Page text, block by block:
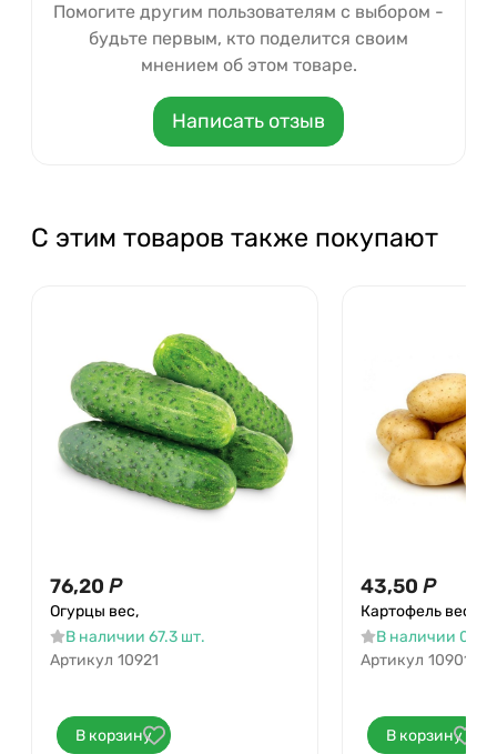
Помогите другим пользователям с выбором -
будьте первым, кто поделится своим
мнением об этом товаре.
Написать отзыв
С этим товаров также покупают
76,20 Р
Огурцы вес,
В наличии 67.3 шт.
Артикул 10921
В корзину
43,50 Р
Картофель вес
В наличии 0.3
Артикул 10901
В корзину